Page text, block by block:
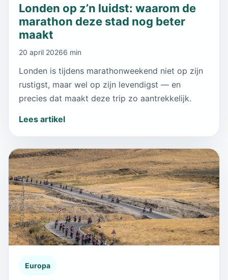
Londen op z’n luidst: waarom de
marathon deze stad nog beter
maakt
20 april 20266 min
Londen is tijdens marathonweekend niet op zijn
rustigst, maar wel op zijn levendigst — en
precies dat maakt deze trip zo aantrekkelijk.
Lees artikel
Europa